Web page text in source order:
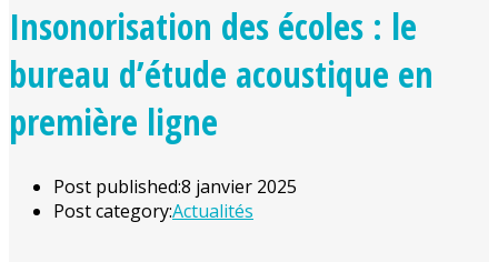
Insonorisation des écoles : le
bureau d’étude acoustique en
première ligne
Post published:8 janvier 2025
Post category:Actualités